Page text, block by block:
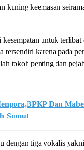
kuning keemasan
kesempatan untuk
tersendiri karena pada
tokoh penting dan
Dan
Sumut
dengan tiga vokalis